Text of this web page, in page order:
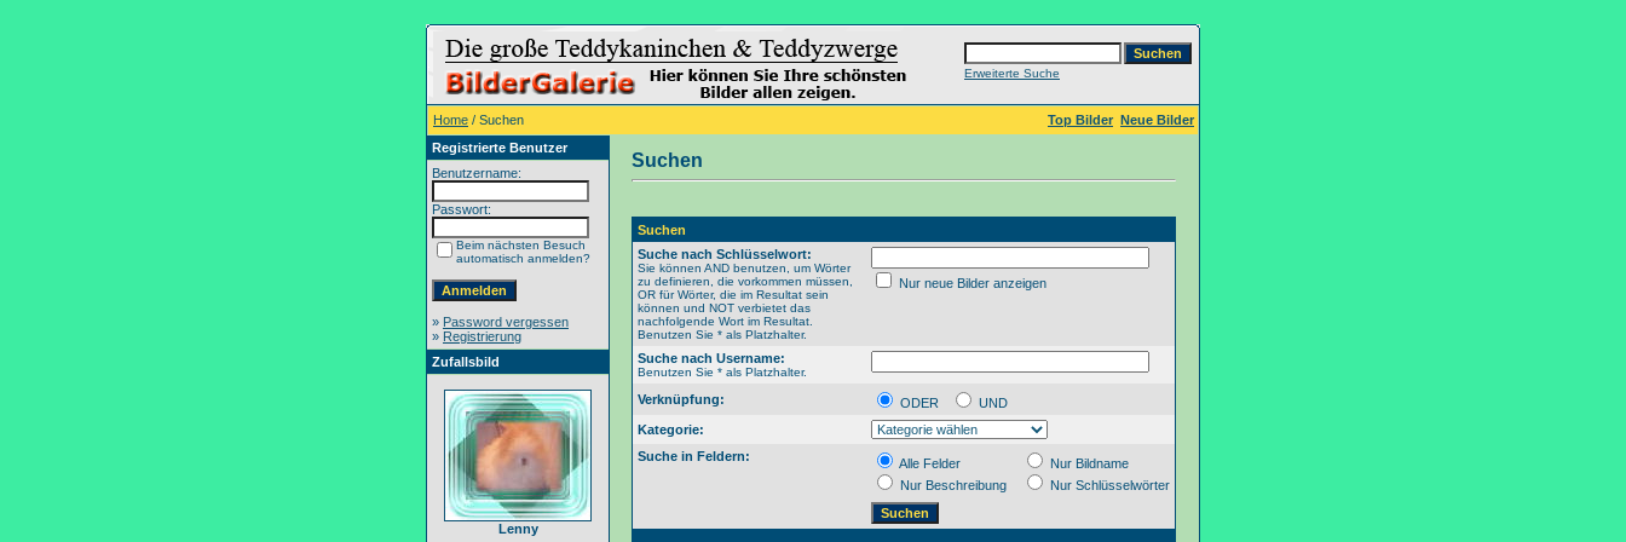
Erweiterte Suche
Home / Suchen Top Bilder Neue Bilder
Registrierte Benutzer
Benutzername:
Passwort:
Beim nächsten Besuch
automatisch anmelden?
» Password vergessen
» Registrierung
Zufallsbild
Lenny
Suchen
Suchen
Suche nach Schlüsselwort:
Sie können AND benutzen, um Wörter
zu definieren, die vorkommen müssen,
OR für Wörter, die im Resultat sein
können und NOT verbietet das
nachfolgende Wort im Resultat.
Benutzen Sie * als Platzhalter.
Nur neue Bilder anzeigen
Suche nach Username:
Benutzen Sie * als Platzhalter.
Verknüpfung: ODER
UND
Kategorie:
Suche in Feldern:
Alle Felder
Nur Bildname
Nur Beschreibung
Nur Schlüsselwörter